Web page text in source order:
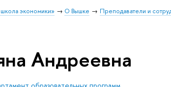
экономики» О Вышке Преподаватели и
Андреевна
образовательных программ